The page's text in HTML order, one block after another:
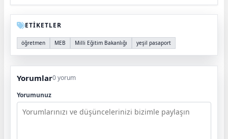
ETİKETLER
öğretmen MEB Milli Eğitim Bakanlığı yeşil pasaport
Yorumlar0 yorum
Yorumunuz